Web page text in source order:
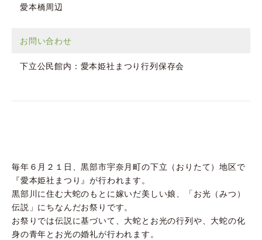
愛本橋周辺
お問い合わせ
下立公民館内：愛本姫社まつり行列保存会
毎年６月２１日、黒部市宇奈月町の下立（おりたて）地区で
『愛本姫社まつり』が行われます。
黒部川に住む大蛇のもとに嫁いだ美しい娘、「お光（みつ）
伝説」にちなんだお祭りです。
お祭りでは伝説に基づいて、大蛇とお光の行列や、大蛇の化
身の青年とお光の婚礼が行われます。